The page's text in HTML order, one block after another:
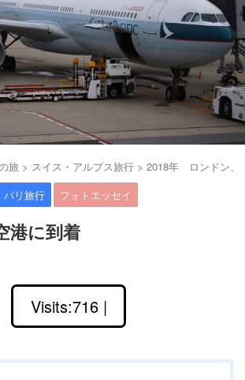
旅 > スイス・アルプス旅行 > 2018年 ロンドン、
リ旅行
フォトエッセイ
港に到着
Visits:716 |